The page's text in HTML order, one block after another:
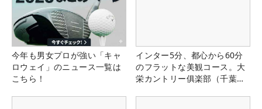
今年も男女プロが強い「キャ
ロウェイ」のニュース一覧は
こちら！
インター5分、都心から60分
のフラットな美観コース。大
栄カントリー俱楽部（千葉